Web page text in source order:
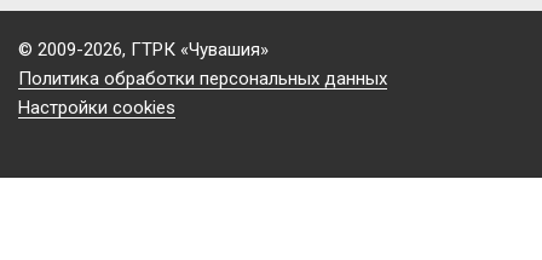
© 2009-2026, ГТРК «Чувашия»
Политика обработки персональных данных
Настройки cookies